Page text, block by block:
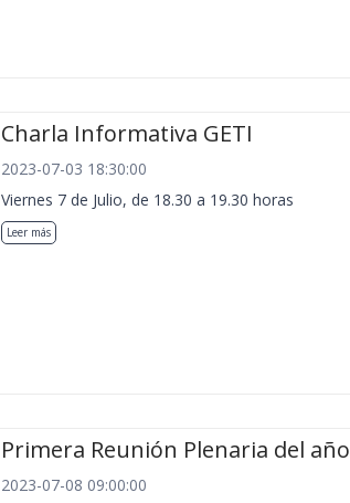
Charla Informativa GETI
2023-07-03 18:30:00
Viernes 7 de Julio, de 18.30 a 19.30 horas
Leer más
Primera Reunión Plenaria del año
2023-07-08 09:00:00